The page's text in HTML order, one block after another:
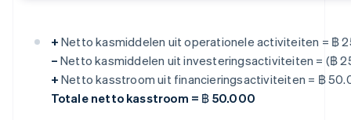
+ Netto kasmiddelen uit operationele activiteiten = ฿
– Netto kasmiddelen uit investeringsactiviteiten = (฿
+ Netto kasstroom uit financieringsactiviteiten = ฿
Totale netto kasstroom = ฿ 50.000